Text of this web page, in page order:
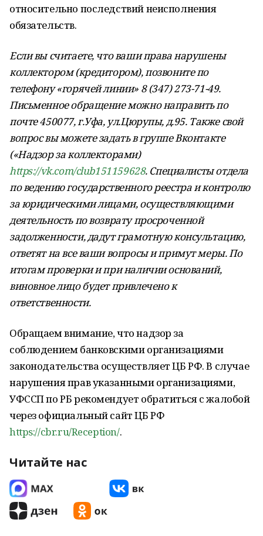
относительно последствий неисполнения
обязательств.
Если вы считаете, что ваши права нарушены
коллектором (кредитором), позвоните по
телефону «горячей линии» 8 (347) 273-71-49.
Письменное обращение можно направить по
почте 450077, г.Уфа, ул.Цюрупы, д.95. Также свой
вопрос вы можете задать в группе Вконтакте
(«Надзор за коллекторами)
https://vk.com/club151159628. Специалисты отдела
по ведению государственного реестра и контролю
за юридическими лицами, осуществляющими
деятельность по возврату просроченной
задолженности, дадут грамотную консультацию,
ответят на все ваши вопросы и примут меры. По
итогам проверки и при наличии оснований,
виновное лицо будет привлечено к
ответственности.
Обращаем внимание, что надзор за
соблюдением банковскими организациями
законодательства осуществляет ЦБ РФ. В случае
нарушения прав указанными организациями,
УФССП по РБ рекомендует обратиться с жалобой
через официальный сайт ЦБ РФ
https://cbr.ru/Reception/.
Читайте нас